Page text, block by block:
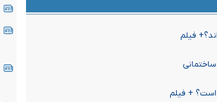
فیلم
است؟ + فیلم